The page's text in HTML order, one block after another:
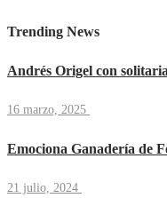
Trending News
Andrés Origel con
16 marzo, 2025
Emociona Ganadería de
21 julio, 2024